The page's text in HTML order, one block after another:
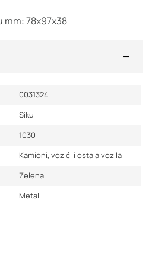
mm: 78x97x38
0031324
Siku
1030
Kamioni, vozići i ostala vozila
Zelena
Metal